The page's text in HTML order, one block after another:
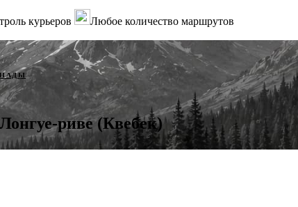
курьеров
Любое количество маршрутов
риве (Квебек)